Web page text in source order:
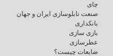
چای
صنعت تابلوسازی ایران و جهان
بانکداری
بازی سازی
عطرسازی
ضایعات چیست؟